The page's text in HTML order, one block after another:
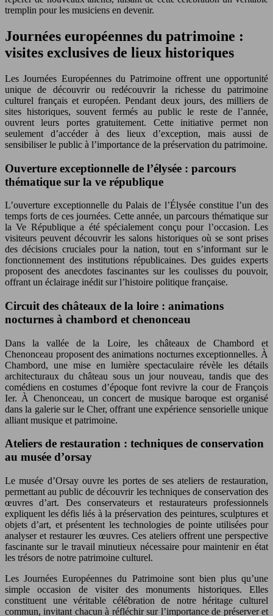
tremplin pour les musiciens en devenir.
Journées européennes du patrimoine :
visites exclusives de lieux historiques
Les Journées Européennes du Patrimoine offrent une opportunité
unique de découvrir ou redécouvrir la richesse du patrimoine
culturel français et européen. Pendant deux jours, des milliers de
sites historiques, souvent fermés au public le reste de l’année,
ouvrent leurs portes gratuitement. Cette initiative permet non
seulement d’accéder à des lieux d’exception, mais aussi de
sensibiliser le public à l’importance de la préservation du patrimoine.
Ouverture exceptionnelle de l’élysée : parcours
thématique sur la ve république
L’ouverture exceptionnelle du Palais de l’Élysée constitue l’un des
temps forts de ces journées. Cette année, un parcours thématique sur
la Ve République a été spécialement conçu pour l’occasion. Les
visiteurs peuvent découvrir les salons historiques où se sont prises
des décisions cruciales pour la nation, tout en s’informant sur le
fonctionnement des institutions républicaines. Des guides experts
proposent des anecdotes fascinantes sur les coulisses du pouvoir,
offrant un éclairage inédit sur l’histoire politique française.
Circuit des châteaux de la loire : animations
nocturnes à chambord et chenonceau
Dans la vallée de la Loire, les châteaux de Chambord et
Chenonceau proposent des animations nocturnes exceptionnelles. À
Chambord, une mise en lumière spectaculaire révèle les détails
architecturaux du château sous un jour nouveau, tandis que des
comédiens en costumes d’époque font revivre la cour de François
Ier. À Chenonceau, un concert de musique baroque est organisé
dans la galerie sur le Cher, offrant une expérience sensorielle unique
alliant musique et patrimoine.
Ateliers de restauration : techniques de conservation
au musée d’orsay
Le musée d’Orsay ouvre les portes de ses ateliers de restauration,
permettant au public de découvrir les techniques de conservation des
œuvres d’art. Des conservateurs et restaurateurs professionnels
expliquent les défis liés à la préservation des peintures, sculptures et
objets d’art, et présentent les technologies de pointe utilisées pour
analyser et restaurer les œuvres. Ces ateliers offrent une perspective
fascinante sur le travail minutieux nécessaire pour maintenir en état
les trésors de notre patrimoine culturel.
Les Journées Européennes du Patrimoine sont bien plus qu’une
simple occasion de visiter des monuments historiques. Elles
constituent une véritable célébration de notre héritage culturel
commun, invitant chacun à réfléchir sur l’importance de préserver et